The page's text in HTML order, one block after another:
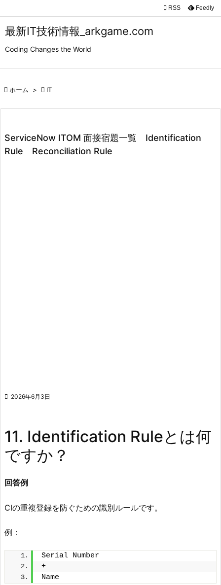
最新IT技術情報_arkgame.com
Coding Changes the World


 RSS Feedly
 ホーム >  IT
ServiceNow ITOM 面接宿題一覧 Identification
Rule Reconciliation Rule
 2026年6月3日
11. Identification Ruleとは何
ですか？
回答例
CIの重複登録を防ぐための識別ルールです。
例：
Serial Number
+
Name